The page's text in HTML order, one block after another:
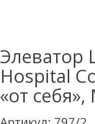
Элеватор
Hospital
«от